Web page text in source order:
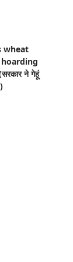
wheat
ने गेहूं